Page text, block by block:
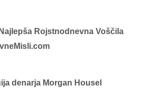
Rojstnodnevna Voščila
denarja Morgan Housel